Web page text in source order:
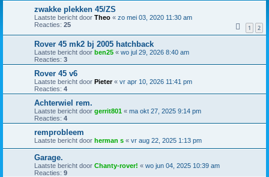
zwakke plekken 45/ZS
Laatste bericht door Theo « zo mei 03, 2020 11:30 am
Reacties: 25 1 2
Rover 45 mk2 bj 2005 hatchback
Laatste bericht door ben25 « wo jul 29, 2026 8:40 am
Reacties: 3
Rover 45 v6
Laatste bericht door Pieter« vr apr 10, 2026 11:41 pm
Reacties: 4
Achterwiel rem.
Laatste bericht door gerrit801 « ma okt 27, 2025 9:14 pm
Reacties: 4
remprobleem
Laatste bericht door herman s « vr aug 22, 2025 1:13 pm
Garage.
Laatste bericht door Chanty-rover! « wo jun 04, 2025 10:39 am
Reacties: 9